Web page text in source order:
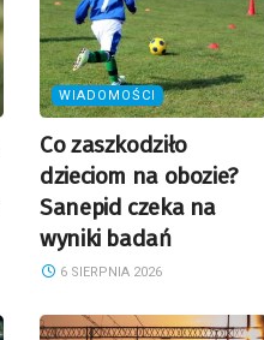
WIADOMOŚCI
Co zaszkodziło
dzieciom na obozie?
Sanepid czeka na
wyniki badań
6 SIERPNIA 2026